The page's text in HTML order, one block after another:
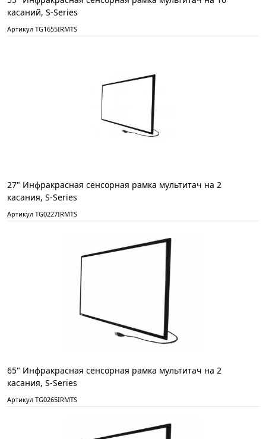
касаний, S-Series
Артикул TG1655IRMTS
27" Инфракрасная сенсорная рамка мультитач на 2
касания, S-Series
Артикул TG0227IRMTS
65" Инфракрасная сенсорная рамка мультитач на 2
касания, S-Series
Артикул TG0265IRMTS